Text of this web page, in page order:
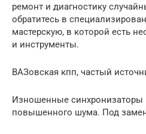
ремонт и диагностику
обратитесь в
мастерскую, в которой есть
и инструменты.
ВАЗовская кпп, частый
Изношенные синхронизаторы
повышенного шума. Под